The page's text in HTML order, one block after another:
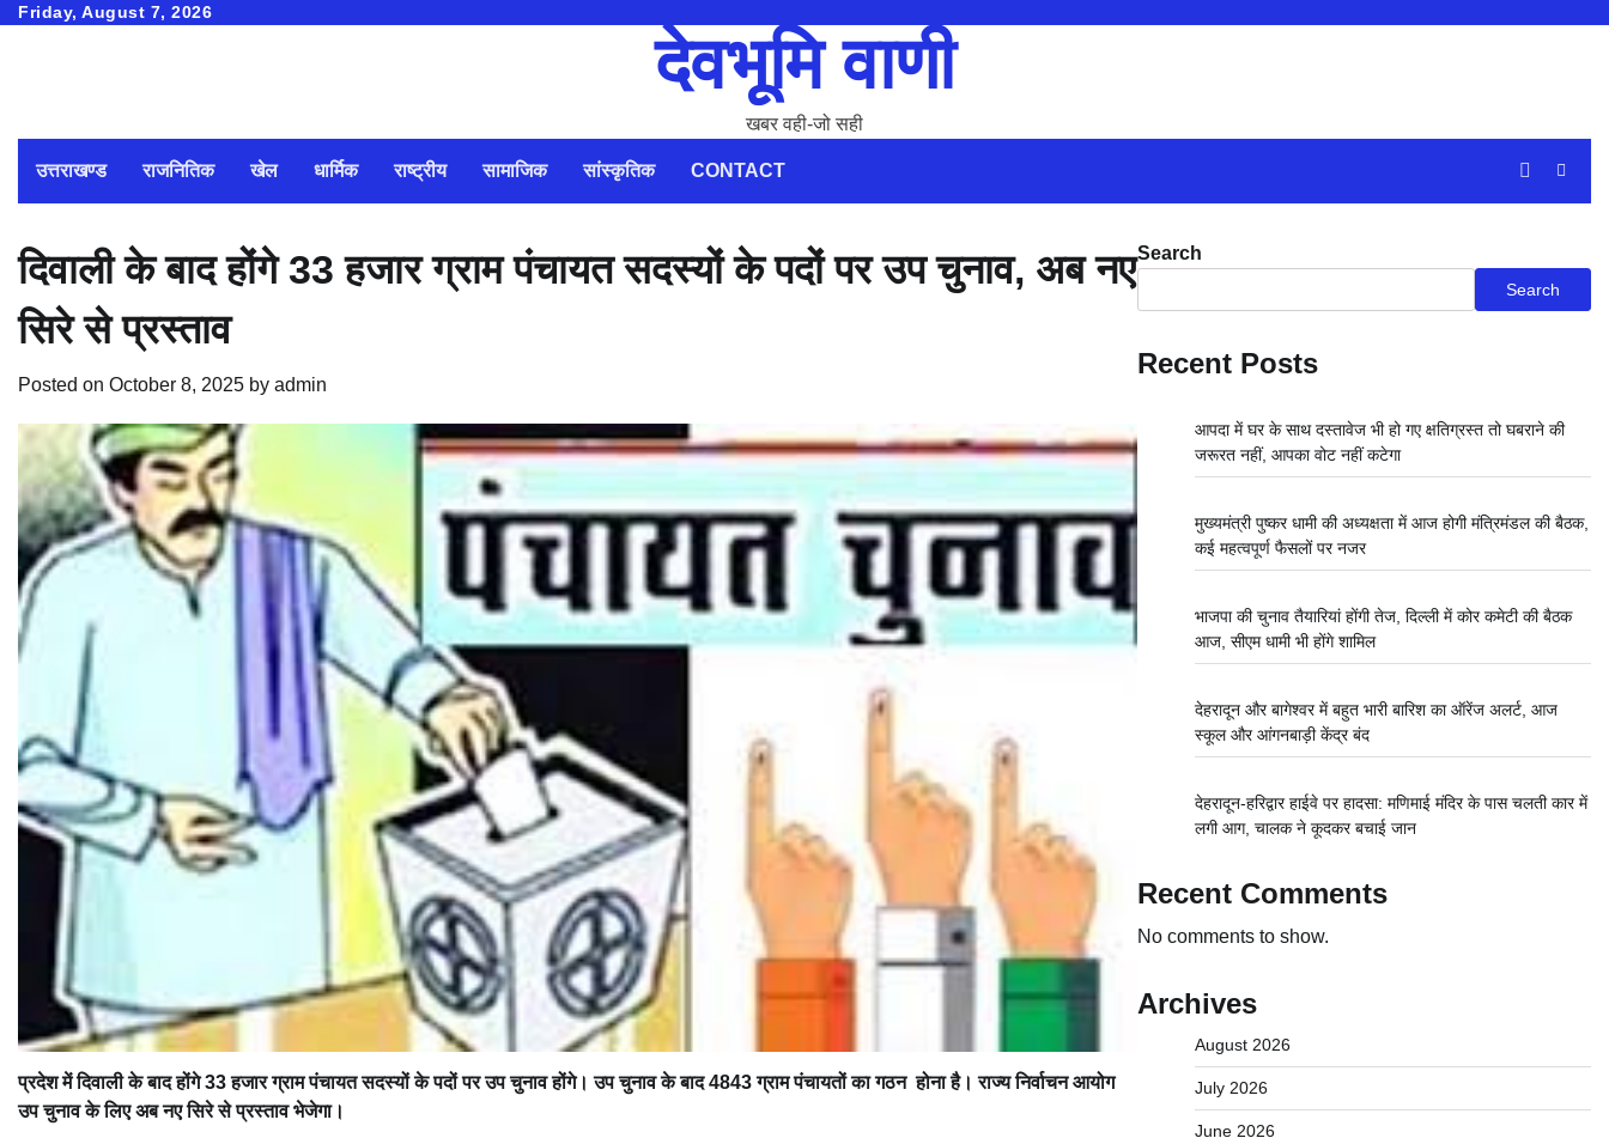
SkipFriday, August 7, 2026
देवभूमि वाणी
खबर वही-जो सही
उत्तराखण्ड राजनितिक खेल धार्मिक राष्ट्रीय सामाजिक सांस्कृतिक CONTACT
दिवाली के बाद होंगे 33 हजार ग्राम पंचायत सदस्यों के पदों पर उप चुनाव, अब नए
सिरे से प्रस्ताव
Posted on October 8, 2025 by admin
प्रदेश में दिवाली के बाद होंगे 33 हजार ग्राम पंचायत सदस्यों के पदों पर उप चुनाव होंगे। उप चुनाव के बाद 4843 ग्राम पंचायतों का गठन होना है। राज्य निर्वाचन आयोग
उप चुनाव के लिए अब नए सिरे से प्रस्ताव भेजेगा।
Search
Search
Recent Posts
आपदा में घर के साथ दस्तावेज भी हो गए क्षतिग्रस्त तो घबराने की
जरूरत नहीं, आपका वोट नहीं कटेगा
मुख्यमंत्री पुष्कर धामी की अध्यक्षता में आज होगी मंत्रिमंडल की बैठक,
कई महत्वपूर्ण फैसलों पर नजर
भाजपा की चुनाव तैयारियां होंगी तेज, दिल्ली में कोर कमेटी की बैठक
आज, सीएम धामी भी होंगे शामिल
देहरादून और बागेश्वर में बहुत भारी बारिश का ऑरेंज अलर्ट, आज
स्कूल और आंगनबाड़ी केंद्र बंद
देहरादून-हरिद्वार हाईवे पर हादसा: मणिमाई मंदिर के पास चलती कार में
लगी आग, चालक ने कूदकर बचाई जान
Recent Comments
No comments to show.
Archives
August 2026
July 2026
June 2026